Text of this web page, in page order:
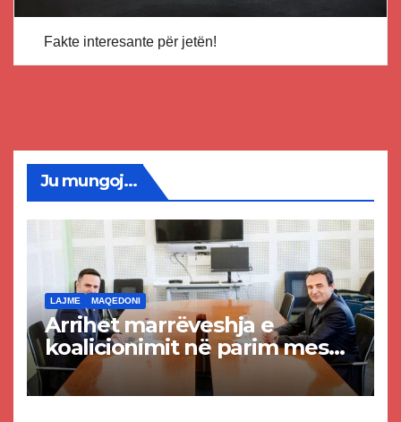
Fakte interesante për jetën!
Ju mungoj...
LAJME MAQEDONI
Arrihet marrëveshja e
koalicionimit në parim mes
Kurtit dhe Abdixhikut